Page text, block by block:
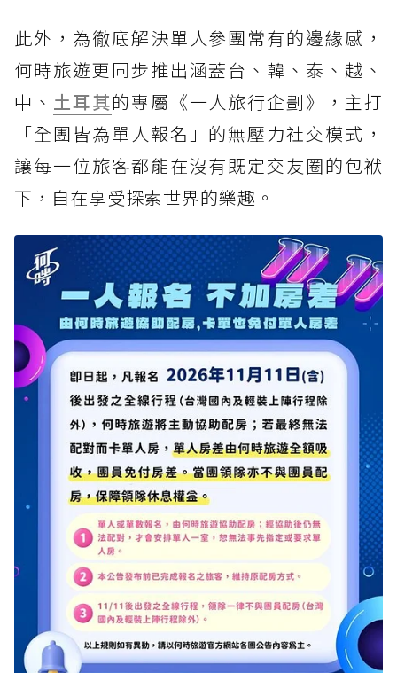
此外，為徹底解決單人參團常有的邊緣感，
何時旅遊更同步推出涵蓋台、韓、泰、越、
中、 土耳其的專屬《一人旅行企劃》，主打
「全團皆為單人報名」的無壓力社交模式，
讓每一位旅客都能在沒有既定交友圈的包袱
下，自在享受探索世界的樂趣。